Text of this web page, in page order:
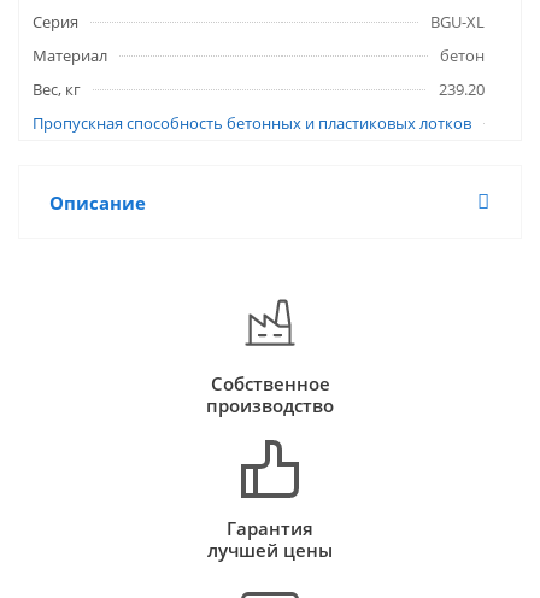
Серия
BGU-XL
Материал
бетон
Вес, кг
239.20
Пропускная способность бетонных и пластиковых лотков
Описание
Собственное
производство
Гарантия
лучшей цены